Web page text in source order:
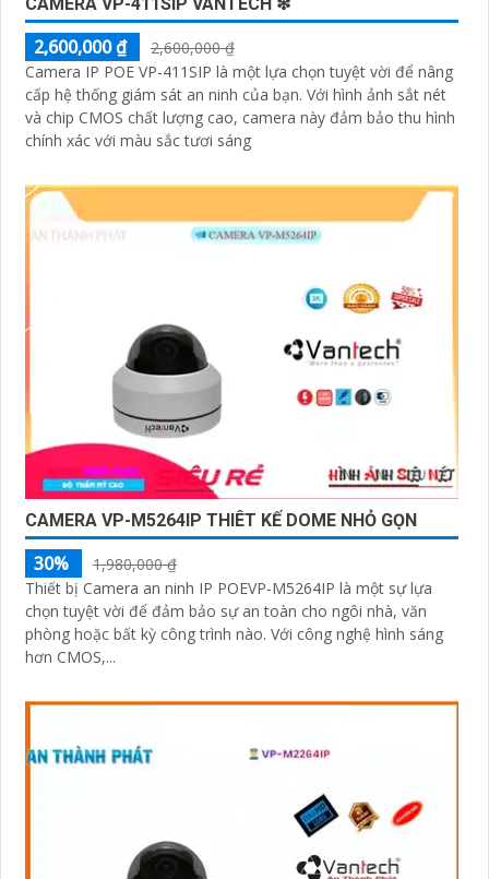
2,600,000 ₫
2,600,000 ₫
Camera IP POE VP-411SIP là một lựa chọn tuyệt vời để nâng
cấp hệ thống giám sát an ninh của bạn. Với hình ảnh sắt nét
và chip CMOS chất lượng cao, camera này đảm bảo thu hình
chính xác với màu sắc tươi sáng
CAMERA VP-M5264IP THIÊT KẾ DOME NHỎ GỌN
30%
1,980,000 ₫
Thiết bị Camera an ninh IP POEVP-M5264IP là một sự lựa
chọn tuyệt vời để đảm bảo sự an toàn cho ngôi nhà, văn
phòng hoặc bất kỳ công trình nào. Với công nghệ hình sáng
hơn CMOS,...